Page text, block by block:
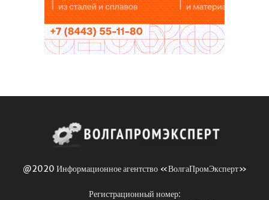
@2020 Информационное агентство «ВолгаПромЭксперт»
Регистрационный номер: